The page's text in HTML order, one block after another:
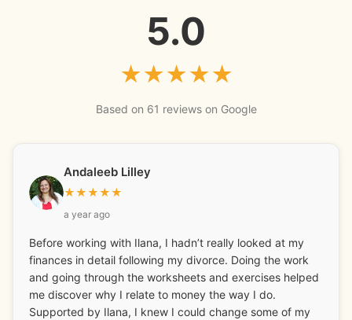
5.0
★★★★★
Based on 61 reviews on Google
Andaleeb Lilley
★★★★★
a year ago
Before working with Ilana, I hadn’t really looked at my
finances in detail following my divorce. Doing the work
and going through the worksheets and exercises helped
me discover why I relate to money the way I do.
Supported by Ilana, I knew I could change some of my